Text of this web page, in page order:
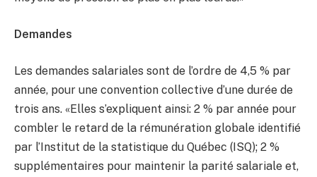
Demandes
Les demandes salariales sont de l’ordre de 4,5 % par
année, pour une convention collective d’une durée de
trois ans. «Elles s’expliquent ainsi: 2 % par année pour
combler le retard de la rémunération globale identifié
par l’Institut de la statistique du Québec (ISQ); 2 %
supplémentaires pour maintenir la parité salariale et,